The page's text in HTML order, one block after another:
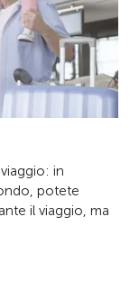
in
potete
il viaggio, ma